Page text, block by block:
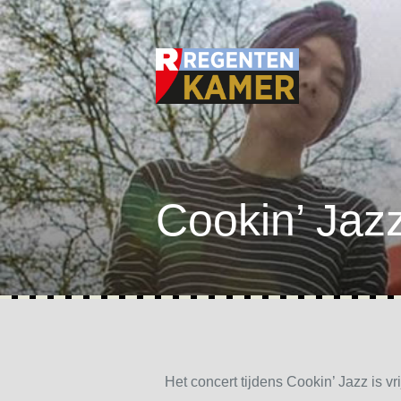
Cookin’
Het concert tijdens Cookin’ Jazz is